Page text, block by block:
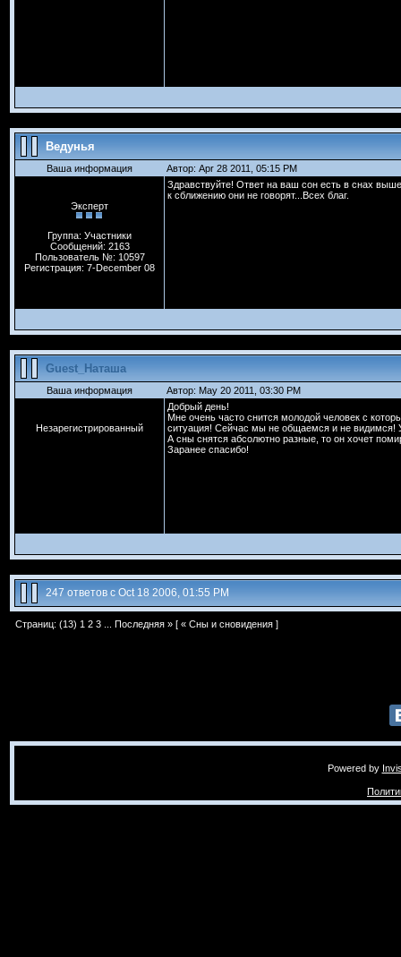
Ведунья
Ваша информация Автор: Apr 28 2011, 05:15 PM
Эксперт
Группа: Участники
Сообщений: 2163
Пользователь №: 10597
Регистрация: 7-December 08
Здравствуйте! Ответ на ваш сон есть в снах
к сближению они не говорят...Всех благ.
Guest_Наташа
Ваша информация Автор: May 20 2011, 03:30 PM
Незарегистрированный
Добрый день!
Мне очень часто снится молодой человек с
ситуация! Сейчас мы не общаемся и не видимся!
А сны снятся абсолютно разные, то он хочет
Заранее спасибо!
247 ответов с Oct 18 2006, 01:55 PM
Страниц: (13) 1 2 3 Последняя » [ « Сны и сновидения ]
Powered by